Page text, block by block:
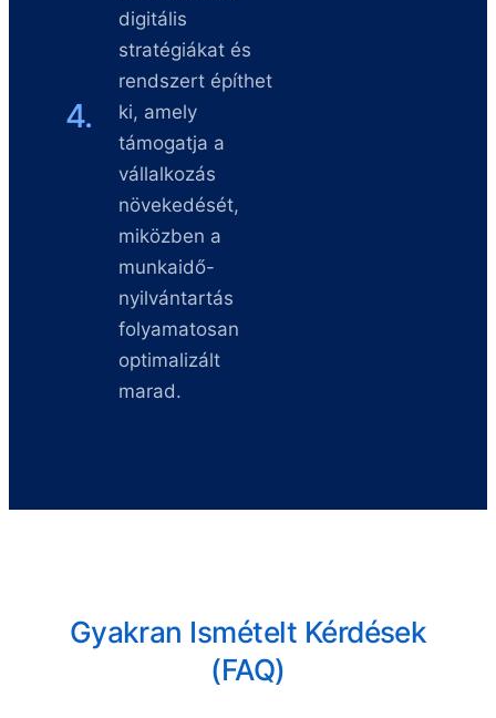
4.
digitális
stratégiákat és
rendszert építhet
ki, amely
támogatja a
vállalkozás
növekedését,
miközben a
munkaidő-
nyilvántartás
folyamatosan
optimalizált
marad.
Gyakran Ismételt Kérdések
(FAQ)